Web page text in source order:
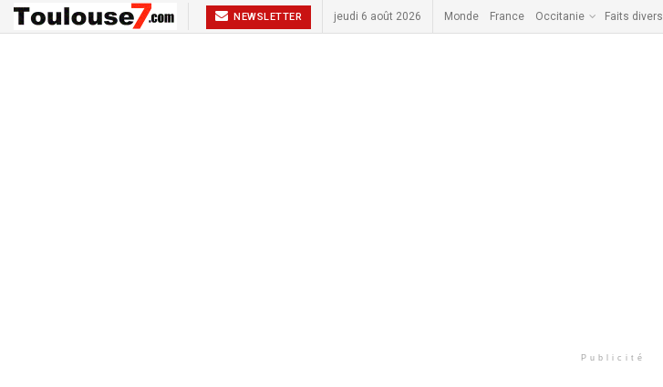
NEWSLETTER jeudi 6 août 2026 Monde France Occitanie Faits divers
Publicité